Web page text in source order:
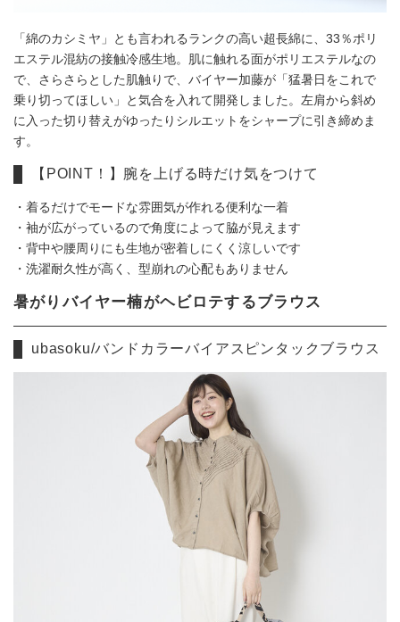
「綿のカシミヤ」とも言われるランクの高い超長綿に、33％ポリ
エステル混紡の接触冷感生地。肌に触れる面がポリエステルなの
で、さらさらとした肌触りで、バイヤー加藤が「猛暑日をこれで
乗り切ってほしい」と気合を入れて開発しました。左肩から斜め
に入った切り替えがゆったりシルエットをシャープに引き締めま
す。
【POINT！】腕を上げる時だけ気をつけて
・着るだけでモードな雰囲気が作れる便利な一着
・袖が広がっているので角度によって脇が見えます
・背中や腰周りにも生地が密着しにくく涼しいです
・洗濯耐久性が高く、型崩れの心配もありません
暑がりバイヤー楠がヘビロテするブラウス
ubasoku/バンドカラーバイアスピンタックブラウス